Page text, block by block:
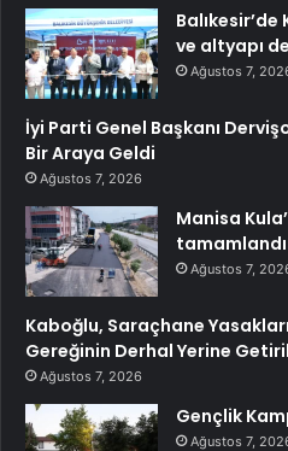
ve altyapı
Ağustos 7,
İyi Parti Genel Başkanı
Bir Araya Geldi
Ağustos 7, 2026
Manisa
tamamlandı
Ağustos 7,
Kaboğlu, Saraçhane
Gereğinin Derhal Yerine
Ağustos 7, 2026
Gençlik
Ağustos 7,